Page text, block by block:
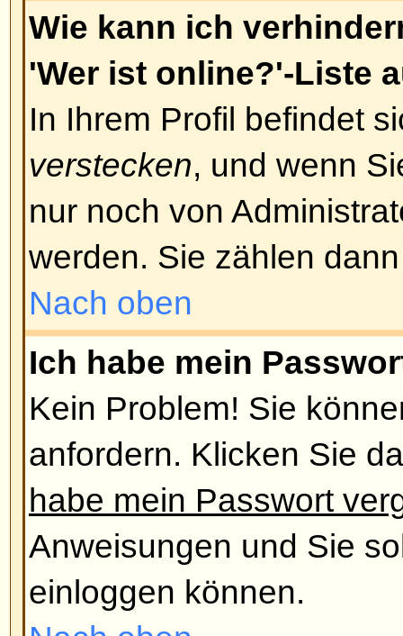
Aktivierung erforderlich ist. Falls
zugesandt wurde, folgen Sie
Anweisungen; falls Sie diese E-
haben, vergewissern Sie sich
Adresse korrekt war. Ein Grund
Account-Aktivierungen ist die
Missbrauchs des Forums.
dass die angegebene E-Mail-
kontaktiere Sie bitte den
Nach oben
Ich habe mich vor einiger Zeit
aber nicht mehr einloggen!
Die Gründe dafür sind
Passwort eingegeben haben
Mail, die Sie vom Board
Administrator hat Ihren Account
Letzteres der Fall ist, haben Sie